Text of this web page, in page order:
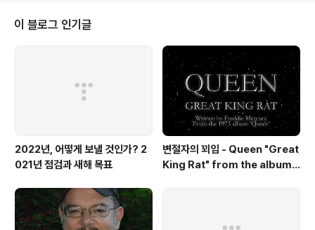
예술활동 지원사업 문화체육관광부 한국문화예술위원회 ※
2021년 문화체육관광부와 한국문화예술위원회의 ‘온라인
미디어 예술활동 지원사업’의 지원을 받아 제작되었습니
다. moonyong.com moontara.co.kr [ MooNTAra
이 블로그 인기글
2022년, 어떻게 보낼 것인가? 2
021년 점검과 새해 목표
변절자의 꾀임 - Queen "Great
King Rat" from the album